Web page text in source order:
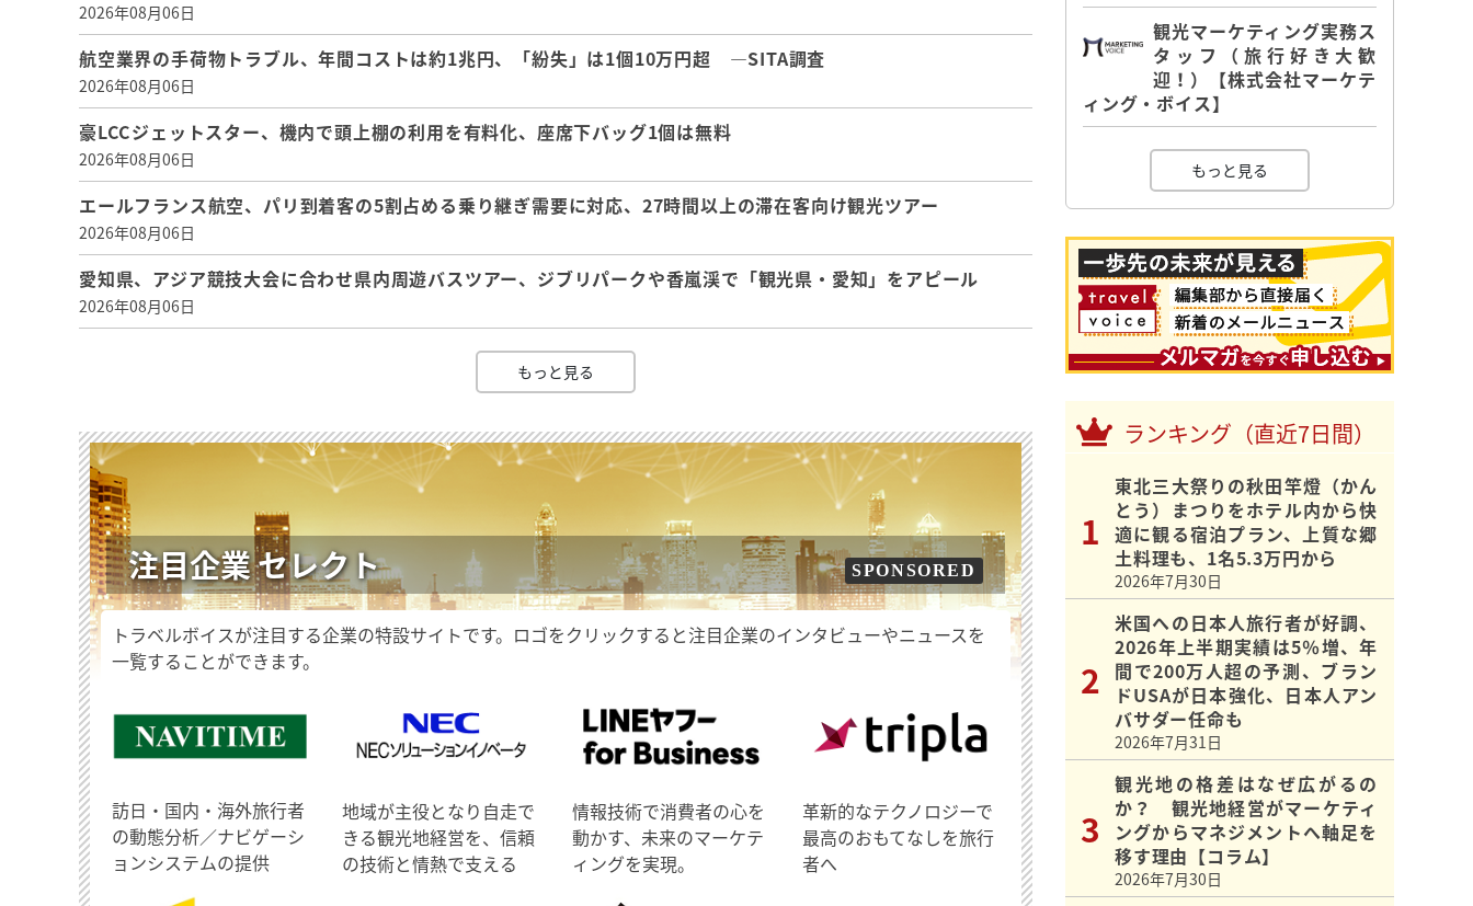
2026年08月06日
航空業界の手荷物トラブル、年間コストは約1兆円、「紛失」は1個10万円超 ―SITA調査
2026年08月06日
豪LCCジェットスター、機内で頭上棚の利用を有料化、座席下バッグ1個は無料
2026年08月06日
エールフランス航空、パリ到着客の5割占める乗り継ぎ需要に対応、27時間以上の滞在客向け観光ツアー
2026年08月06日
愛知県、アジア競技大会に合わせ県内周遊バスツアー、ジブリパークや香嵐渓で「観光県・愛知」をアピール
2026年08月06日
もっと見る
注目企業 セレクト SPONSORED
トラベルボイスが注目する企業の特設サイトです。ロゴをクリックすると注目企業のインタビューやニュースを
一覧することができます。
訪日・国内・海外旅行者
の動態分析／ナビゲーシ
ョンシステムの提供
地域が主役となり自走で
きる観光地経営を、信頼
の技術と情熱で支える
情報技術で消費者の心を
動かす、未来のマーケテ
ィングを実現。
革新的なテクノロジーで
最高のおもてなしを旅行
者へ
観光マーケティング実務ス
タッフ（旅行好き大歓
迎！）【株式会社マーケテ
ィング・ボイス】
もっと見る
ランキング（直近7日間）
東北三大祭りの秋田竿燈（かん
とう）まつりをホテル内から快
適に観る宿泊プラン、上質な郷
土料理も、1名5.3万円から
2026年7月30日
米国への日本人旅行者が好調、
2026年上半期実績は5％増、年
間で200万人超の予測、ブラン
ドUSAが日本強化、日本人アン
バサダー任命も
2026年7月31日
観光地の格差はなぜ広がるの
か？ 観光地経営がマーケティ
ングからマネジメントへ軸足を
移す理由【コラム】
2026年7月30日